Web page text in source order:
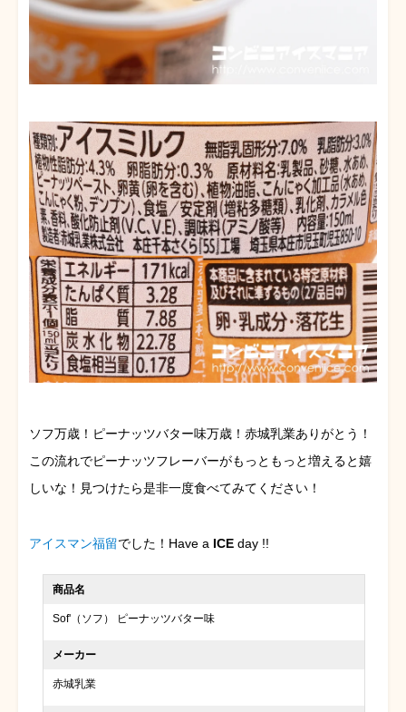
ソフ万歳！ピーナッツバター味万歳！赤城乳業ありがとう！
この流れでピーナッツフレーバーがもっともっと増えると嬉
しいな！見つけたら是非一度食べてみてください！
アイスマン福留でした！Have a ICE day !!
商品名
Sof'（ソフ） ピーナッツバター味
メーカー
赤城乳業